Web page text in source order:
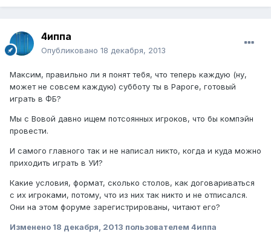
4иппа
Опубликовано 18 декабря, 2013
Максим, правильно ли я понят тебя, что теперь каждую (ну,
может не совсем каждую) субботу ты в Рароге, готовый
играть в ФБ?
Мы с Вовой давно ищем потсоянных игроков, что бы компэйн
провести.
И самого главного так и не написал никто, когда и куда можно
приходить играть в УИ?
Какие условия, формат, сколько столов, как договариваться
с их игроками, потому, что из них так никто и не отписался.
Они на этом форуме зарегистрированы, читают его?
Изменено 18 декабря, 2013 пользователем 4иппа